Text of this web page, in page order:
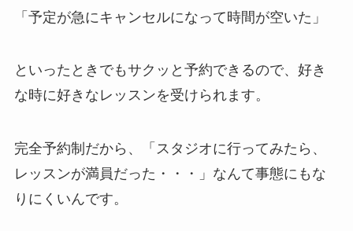
「予定が急にキャンセルになって時間が空いた」
といったときでもサクッと予約できるので、好き
な時に好きなレッスンを受けられます。
完全予約制だから、
「スタジオに行ってみたら、
レッスンが満員だった・・・」 なんて事態にもな
りにくいんです。